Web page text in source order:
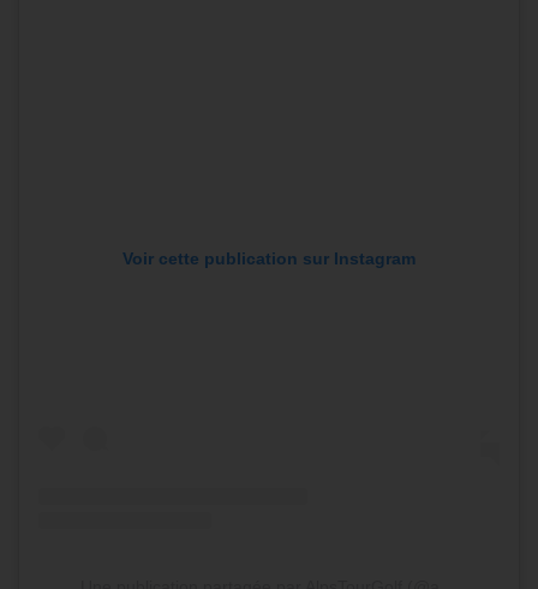
Voir cette publication sur Instagram